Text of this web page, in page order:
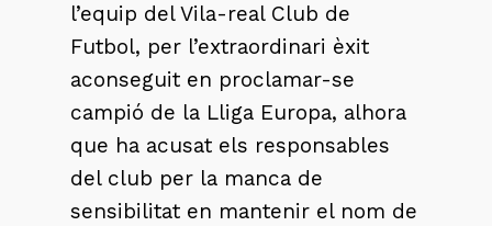
l’equip del Vila-real Club de
Futbol, per l’extraordinari èxit
aconseguit en proclamar-se
campió de la Lliga Europa, alhora
que ha acusat els responsables
del club per la manca de
sensibilitat en mantenir el nom de